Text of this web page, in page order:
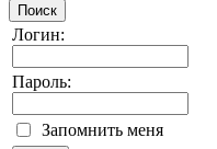
Поиск
Логин:
Пароль:
Запомнить меня